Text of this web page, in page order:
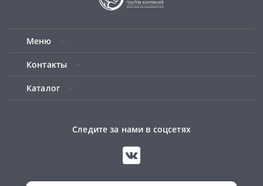
Меню
Контакты
Каталог
Следите за нами в соцсетях